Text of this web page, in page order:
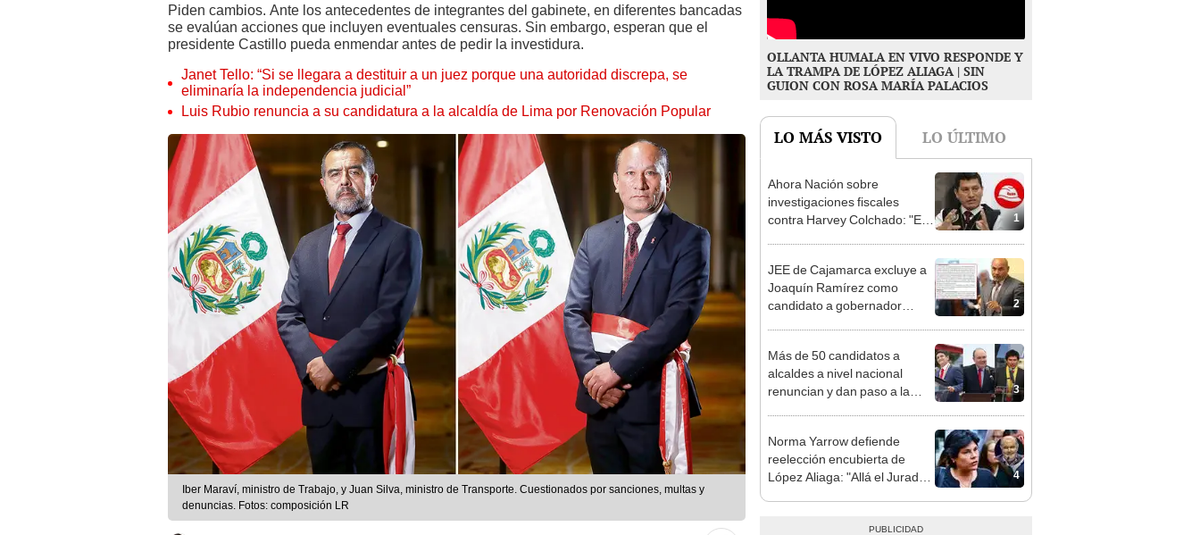
Piden cambios. Ante los antecedentes de integrantes del gabinete, en diferentes bancadas
se evalúan acciones que incluyen eventuales censuras. Sin embargo, esperan que el
presidente Castillo pueda enmendar antes de pedir la investidura.
Janet Tello: “Si se llegara a destituir a un juez porque una autoridad discrepa, se
eliminaría la independencia judicial”
Luis Rubio renuncia a su candidatura a la alcaldía de Lima por Renovación Popular
Iber Maraví, ministro de Trabajo, y Juan Silva, ministro de Transporte. Cuestionados por sanciones, multas y
denuncias. Fotos: composición LR
OLLANTA HUMALA EN VIVO RESPONDE Y
LA TRAMPA DE LÓPEZ ALIAGA | SIN
GUION CON ROSA MARÍA PALACIOS
LO MÁS VISTO LO ÚLTIMO
1
Ahora Nación sobre
investigaciones fiscales
contra Harvey Colchado: "El
2
JEE de Cajamarca excluye a
Joaquín Ramírez como
candidato a gobernador
3
Más de 50 candidatos a
alcaldes a nivel nacional
renuncian y dan paso a la
4
Norma Yarrow defiende
reelección encubierta de
López Aliaga: "Allá el Jurado